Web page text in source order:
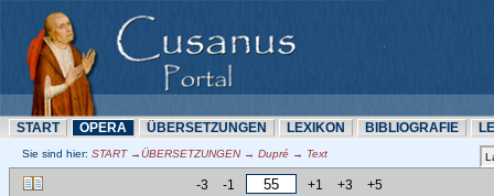
START OPERA ÜBERSETZUNN LEXIKON BIBLIOGRAFIE
Sie sind hier: START →ÜBERSETZUNN → Dupré → Text
-3 -1 +1 +3 +5